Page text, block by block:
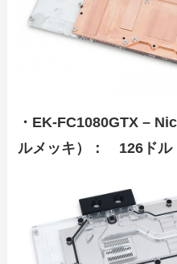
・ EK-FC1080GTX –
ルメッキ）： 126ドル